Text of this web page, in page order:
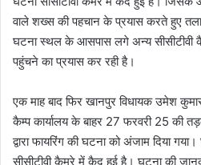
वाले शख्स की पहचान के प्रयास करते हुए
घटना स्थल के आसपास लगे अन्य सीसीटीवी
पहुंचने का प्रयास कर रही है।
एक माह बाद फिर खानपुर विधायक उमेश
कैम्प कार्यालय के बाहर 27 फरवरी 25 की
द्वारा फायरिंग की घटना को अंजाम दिया
सीसीटीवी कैमरे में कैद हुई है। घटना की